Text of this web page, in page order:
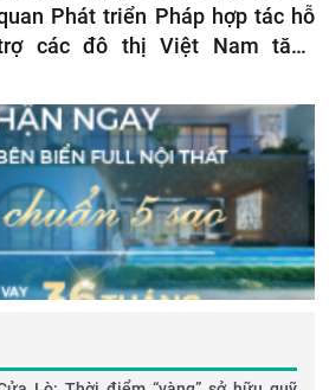
Phát triển Pháp hợp tác hỗ
các đô thị Việt Nam tăng
hồi trước biến đổi khí hậu